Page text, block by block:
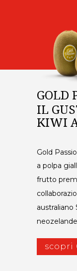
GOLD
IL
KIWI
Gold
a polpa
frutto
australiano
scopri